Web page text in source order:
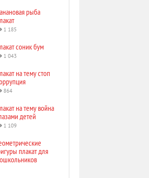
рыба
1 185
соник бум
1 043
на тему стоп
864
на тему война
детей
1 109
плакат для